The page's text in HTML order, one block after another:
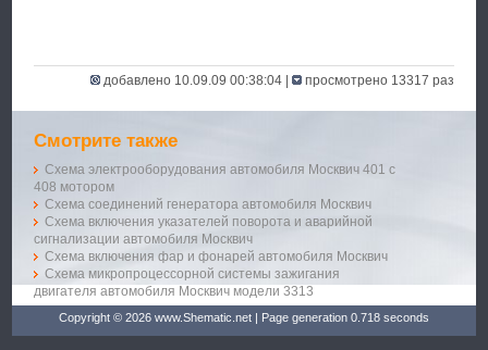
добавлено 10.09.09 00:38:04 | просмотрено 13317 раз
Смотрите также
Схема электрооборудования автомобиля Москвич 401 c
408 мотором
Схема соединений генератора автомобиля Москвич
Схема включения указателей поворота и аварийной
сигнализации автомобиля Москвич
Схема включения фар и фонарей автомобиля Москвич
Схема микропроцессорной системы зажигания
двигателя автомобиля Москвич модели 3313
Copyright © 2026 www.Shematic.net | Page generation 0.718 seconds